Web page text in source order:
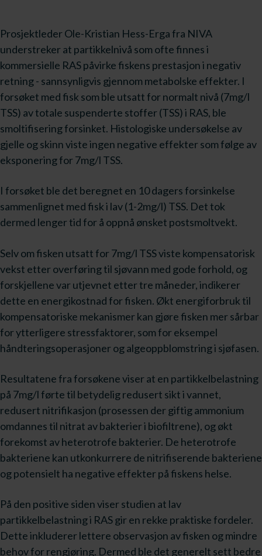
Prosjektleder Ole-Kristian Hess-Erga fra NIVA
understreker at partikkelnivå som ofte finnes i
kommersielle RAS påvirke fiskens prestasjon i negativ
retning - sannsynligvis gjennom metabolske effekter. I
forsøket med fisk som ble utsatt for normalt nivå (7mg/l
TSS) av totale suspenderte stoffer (TSS) i RAS, ble
smoltifisering forsinket. Histologiske undersøkelse av
gjelle og skinn viste ingen negative effekter som følge av
eksponering for 7mg/l TSS.
I forsøket ble det beregnet en 10 dagers forsinkelse
sammenlignet med fisk i lav (1-2mg/l) TSS. Det tok
dermed lenger tid for å oppnå ønsket postsmoltvekt.
Selv om fisken utsatt for 7mg/l TSS viste kompensatorisk
vekst etter overføring til sjøvann med gode forhold, og
forskjellene var utjevnet etter tre måneder, indikerer
dette en energikostnad for fisken. Økt energiforbruk til
kompensatoriske mekanismer kan gjøre fisken mer sårbar
for ytterligere stressfaktorer, som for eksempel
håndteringsoperasjoner og algeoppblomstring i sjøfasen.
Resultatene fra forsøkene viser at en partikkelbelastning
på 7mg/l førte til betydelig redusert sikt i vannet,
redusert nitrifikasjon (prosessen der giftig ammonium
omdannes til nitrat av bakterier i biofiltrene), og økt
forekomst av heterotrofe bakterier. De heterotrofe
bakteriene kan utkonkurrere de nitrifiserende bakteriene
og potensielt ha negative effekter på fiskens helse.
På den positive siden viser studien at lav
partikkelbelastning i RAS gir en rekke praktiske fordeler.
Dette inkluderer lettere observasjon av fisken og mindre
behov for rengjøring. Dermed ble det generelt sett bedre